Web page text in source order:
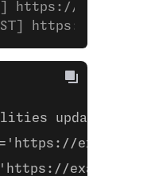
https://example.
https://
update